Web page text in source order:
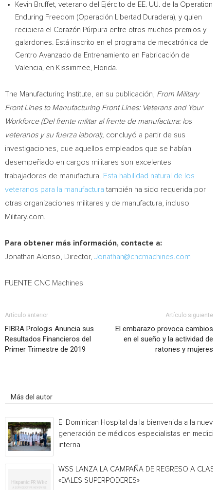
Kevin Bruffet, veterano del Ejército de EE. UU. de la Operation
Enduring Freedom (Operación Libertad Duradera), y quien
recibiera el Corazón Púrpura entre otros muchos premios y
galardones. Está inscrito en el programa de mecatrónica del
Centro Avanzado de Entrenamiento en Fabricación de
Valencia, en Kissimmee, Florida.
The Manufacturing Institute, en su publicación, From Military
Front Lines to Manufacturing Front Lines: Veterans and Your
Workforce (Del frente militar al frente de manufactura: los
veteranos y su fuerza laboral), concluyó a partir de sus
investigaciones, que aquellos empleados que se habían
desempeñado en cargos militares son excelentes
trabajadores de manufactura.
Esta habilidad natural de los
veteranos para la manufactura también ha sido requerida por
otras organizaciones militares y de manufactura, incluso
Military.com.
Para obtener más información, contacte a:
Jonathan Alonso , Director, Jonathan@cncmachines.com
FUENTE CNC Machines
Artículo anterior
FIBRA Prologis Anuncia sus
Resultados Financieros del
Primer Trimestre de 2019
Artículo siguiente
El embarazo provoca cambios
en el sueño y la actividad de
ratones y mujeres
Más del autor
El Dominican Hospital da la bienvenida a la nueva
generación de médicos especialistas en
interna
WSS LANZA LA CAMPAÑA DE REGRESO A
«DALES SUPERPODERES»